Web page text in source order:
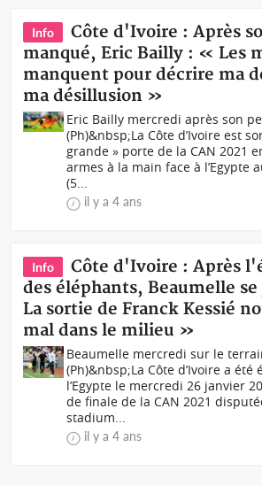
Info
Côte d'Ivoire : Après
manqué, Eric Bailly : « Les
manquent pour décrire ma
ma désillusion »
Eric Bailly mercredi après son
(Ph)&nbsp;La Côte d’Ivoire est
grande » porte de la CAN 2021
armes à la main face à l’Egypte
(5...
il y a 4 ans
Info
Côte d'Ivoire : Après
des éléphants, Beaumelle
La sortie de Franck Kessié
mal dans le milieu »
Beaumelle mercredi sur le
(Ph)&nbsp;La Côte d’Ivoire a
l’Egypte le mercredi 26 janvier
de finale de la CAN 2021
stadium...
il y a 4 ans